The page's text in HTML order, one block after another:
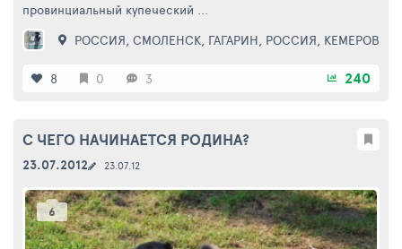
провинциальный купеческий ...
РОССИЯ, СМОЛЕНСК, ГАГАРИН, РОССИЯ, КЕМЕРОВО
8 0 3 240
С ЧЕГО НАЧИНАЕТСЯ РОДИНА?
23.07.12
23.07.2012
6